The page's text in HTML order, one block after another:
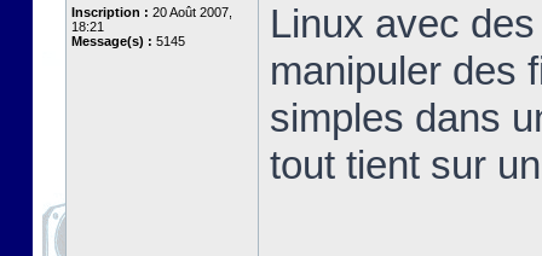
Inscription : 20 Août 2007,
18:21
Message(s) : 5145
Linux avec
manipuler des
simples dans
tout tient sur